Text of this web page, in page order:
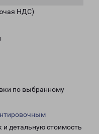
НДС)
по выбранному
и детальную стоимость